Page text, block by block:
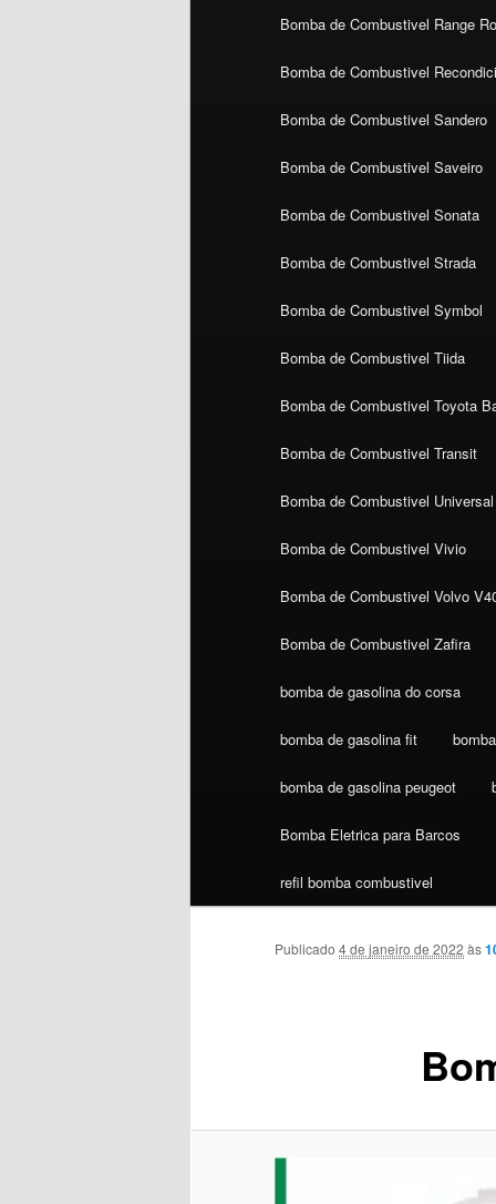
Bomba de Combustivel Range
Bomba de Combustivel
Bomba de Combustivel Sandero
Bomba de Combustivel Saveiro
Bomba de Combustivel Sonata
Bomba de Combustivel Strada
Bomba de Combustivel Symbol
Bomba de Combustivel Tiida
Bomba de Combustivel Toyota
Bomba de Combustivel Transit
Bomba de Combustivel Universal
Bomba de Combustivel Vivio
Bomba de Combustivel Volvo
Bomba de Combustivel Zafira
bomba de gasolina do corsa
bomba de gasolina fit
bomba de gasolina peugeot
Bomba Eletrica para Barcos
refil bomba combustivel
Publicado 4 de janeiro de 2022 às